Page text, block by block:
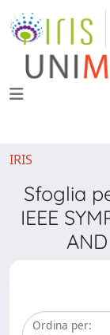
IRIS
Sfoglia
IEEE
Ordina per: